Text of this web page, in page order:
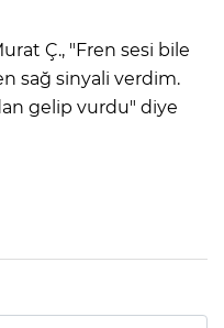
Ç., "Fren sesi bile
sağ sinyali verdim.
gelip vurdu" diye